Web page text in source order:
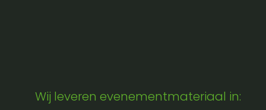
Wij leveren evenementmateriaal in: